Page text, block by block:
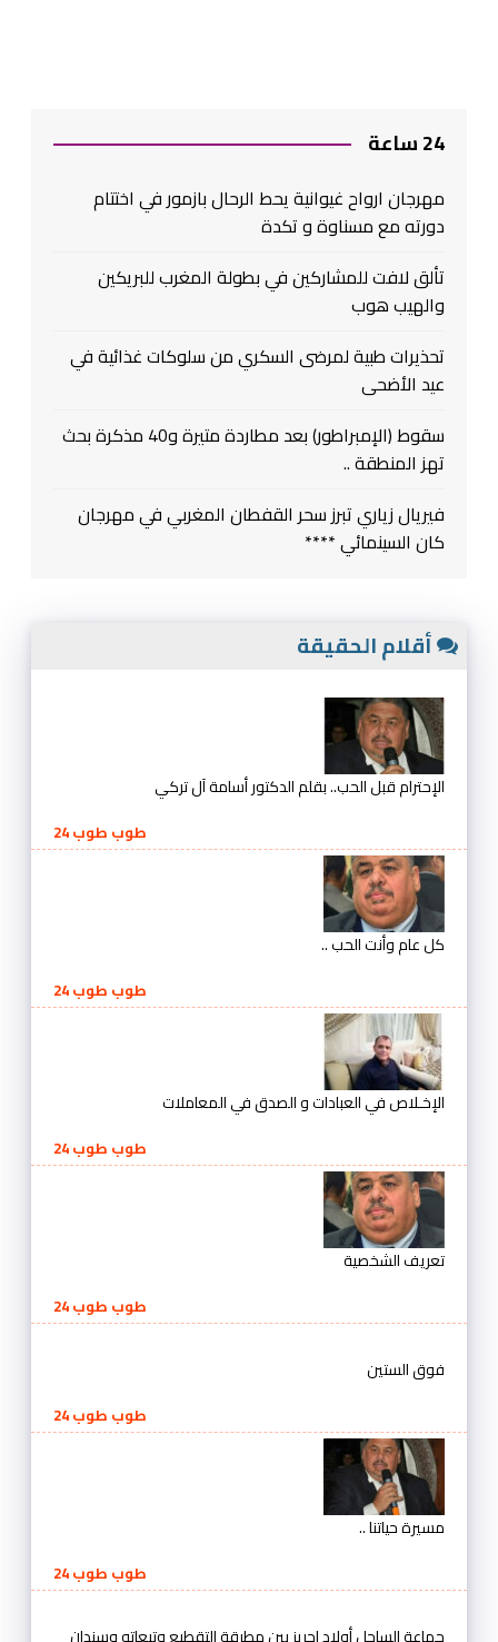
24 ساعة
مهرجان ارواح غيوانية يحط الرحال بازمور في اختتام
دورته مع مسناوة و تكدة
تألق لافت للمشاركين في بطولة المغرب للبريكين
والهيب هوب
تحذيرات طبية لمرضى السكري من سلوكات غذائية في
عيد الأضحى
سقوط (الإمبراطور) بعد مطاردة متيرة و40 مذكرة بحث
تهز المنطقة ..
فيريال زياري تبرز سحر القفطان المغربي في مهرجان
كان السينمائي ****
أقلام الحقيقة
الإحترام قبل الحب.. بقلم الدكتور أسامة آل تركي
طوب طوب 24
كل عام وأنت الحب ..
طوب طوب 24
الإخـلاص في العبادات و الصدق في المعاملات
طوب طوب 24
تعريف الشخصية
طوب طوب 24
فوق الستين
طوب طوب 24
مسيرة حياتنا ..
طوب طوب 24